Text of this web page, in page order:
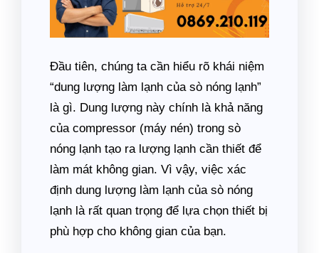
Đầu tiên, chúng ta cần hiểu rõ khái niệm
“dung lượng làm lạnh của sò nóng lạnh”
là gì. Dung lượng này chính là khả năng
của compressor (máy nén) trong sò
nóng lạnh tạo ra lượng lạnh cần thiết để
làm mát không gian. Vì vậy, việc xác
định dung lượng làm lạnh của sò nóng
lạnh là rất quan trọng để lựa chọn thiết bị
phù hợp cho không gian của bạn.